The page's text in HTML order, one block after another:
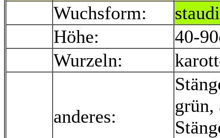
Wuchsform:
Höhe:
40-
Wurzeln:
anderes:
grün,